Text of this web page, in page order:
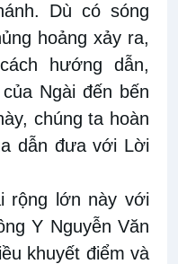
Dù có sóng
hoảng xảy ra,
hướng dẫn,
Ngài đến bến
chúng ta hoàn
dẫn đưa với Lời
rộng lớn này với
Y Nguyễn Văn
khuyết điểm và